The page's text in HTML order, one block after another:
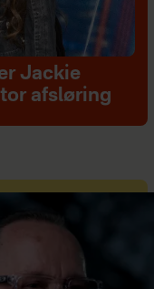
Jackie
afsløring